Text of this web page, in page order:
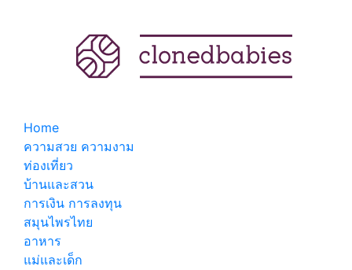
Home
ความสวย ความงาม
ท่องเที่ยว
บ้านและสวน
การเงิน การลงทุน
สมุนไพรไทย
อาหาร
แม่และเด็ก